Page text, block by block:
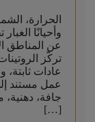
الحرارة،
وأحيانًا
عن المناطق
تركّز
عادات
عمل مستند
جافة،
[…]